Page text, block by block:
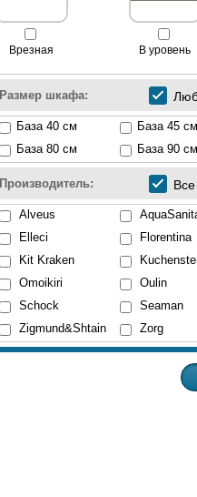
Врезная В уровень
Размер шкафа:
База 40 см
База 45 см
База 80 см
База 90 см
Производитель: Все
Alveus
Elleci
Florentina
Kit Kraken
Omoikiri
Oulin
Schock
Seaman
Zigmund&Shtain
Zorg